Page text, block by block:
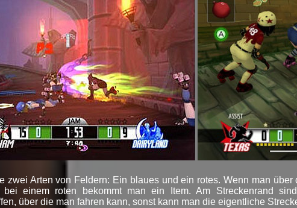
zwei Arten von Feldern: Ein blaues und ein rotes. Wenn man
bei einem roten bekommt man ein Item. Am Streckenrand
über die man fahren kann, sonst kann man die eigentliche